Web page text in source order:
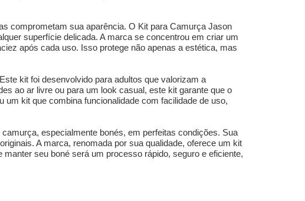
comprometam sua aparência. O Kit para Camurça Jason
superfície delicada. A marca se concentrou em criar um
após cada uso. Isso protege não apenas a estética, mas
kit foi desenvolvido para adultos que valorizam a
ao ar livre ou para um look casual, este kit garante que o
kit que combina funcionalidade com facilidade de uso,
especialmente bonés, em perfeitas condições. Sua
A marca, renomada por sua qualidade, oferece um kit
seu boné será um processo rápido, seguro e eficiente,